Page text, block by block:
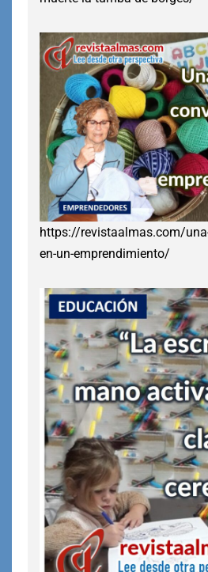
https://revistaalmas.com/
en-un-emprendimiento/